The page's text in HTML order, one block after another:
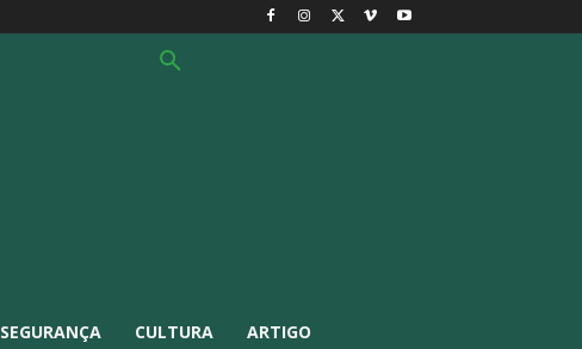
SEGURANÇA CULTURA ARTIGO